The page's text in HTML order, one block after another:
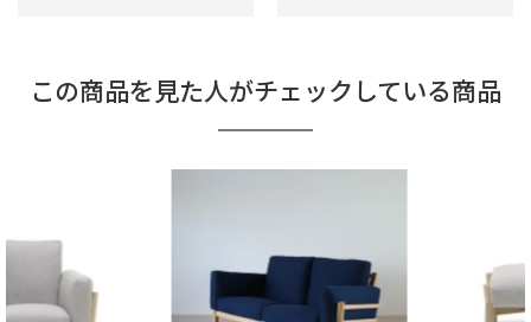
この商品を見た人がチェックしている商品